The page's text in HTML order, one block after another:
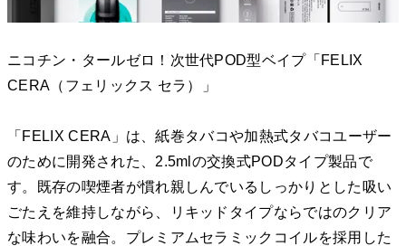
ニコチン・タールゼロ！次世代POD型ベイプ「FELIX
CERA（フェリックス セラ）」
「FELIX CERA」は、紙巻タバコや加熱式タバコユーザー
のために開発された、2.5mlの交換式PODタイプ製品で
す。既存の喫煙者が慣れ親しんでいるしっかりとした吸い
ごたえを維持しながら、リキッドタイプならではのクリア
な味わいを融合。プレミアムセラミックコイルを採用した